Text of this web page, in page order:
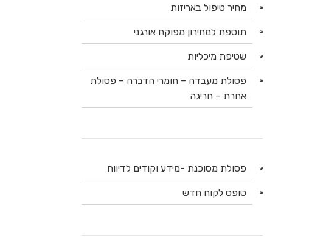
מחיר טיפול באריזות
תוספת למחירון מפוקח אורגני
שטיפת מיכליות
פסולת מעבדה – חומרי הדברה – פסולת
אחרת – חריגה
פסולת מסוכנת -מידע וקודים לדיווח
טופס לקוח חדש